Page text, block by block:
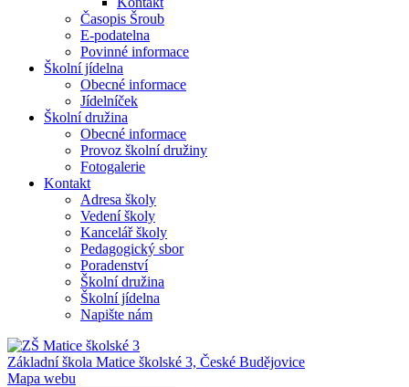
Časopis Šroub
E-podatelna
Povinné informace
Školní jídelna
Obecné informace
Jídelníček
Školní družina
Obecné informace
Provoz školní družiny
Fotogalerie
Kontakt
Adresa školy
Vedení školy
Kancelář školy
Pedagogický sbor
Poradenství
Školní družina
Školní jídelna
Napište nám
Základní škola Matice školské 3, České Budějovice
Mapa webu